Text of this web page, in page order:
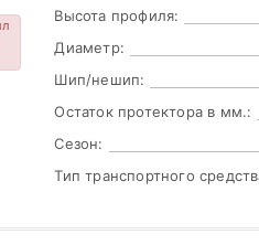
Высота профиля:
Диаметр:
Шип/нешип:
Остаток протектора в мм.:
Сезон:
Тип транспортного